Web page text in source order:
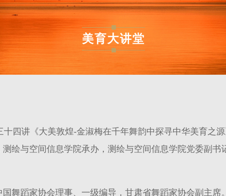
美育大讲堂
四讲《大美敦煌-金淑梅在千年舞韵中探寻中华美育之
绘与空间信息学院承办，测绘与空间信息学院党委副
舞蹈家协会理事、一级编导，甘肃省舞蹈家协会副主